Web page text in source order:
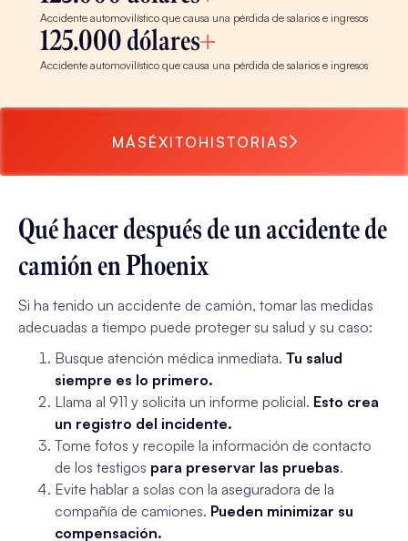
Accidente automovilístico que causa una pérdida de salarios e ingresos
125.000 dólares
Accidente automovilístico que causa una pérdida de salarios e ingresos
MÁS ÉXITO HISTORIAS
Qué hacer después de un accidente de
camión en Phoenix
Si ha tenido un accidente de camión, tomar las medidas
adecuadas a tiempo puede proteger su salud y su caso:
Busque atención médica inmediata. Tu salud
siempre es lo primero.
Llama al 911 y solicita un informe policial. Esto crea
un registro del incidente.
Tome fotos y recopile la información de contacto
de los testigos para preservar las pruebas.
Evite hablar a solas con la aseguradora de la
compañía de camiones. Pueden minimizar su
compensación.